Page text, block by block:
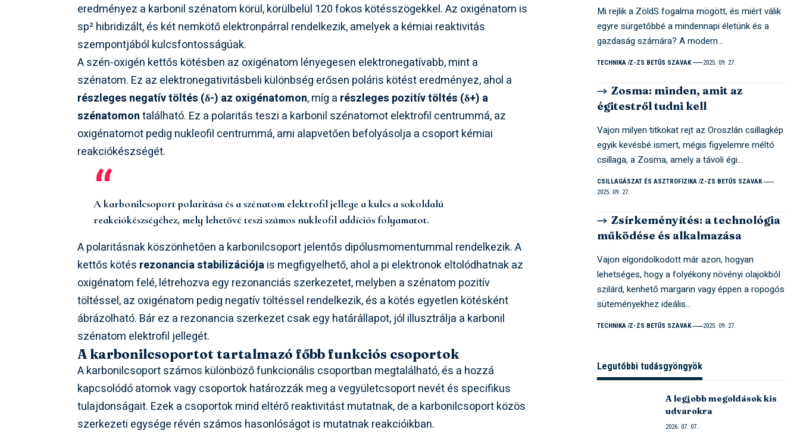
eredményez a karbonil szénatom körül, körülbelül 120 fokos kötésszögekkel. Az oxigénatom is
sp² hibridizált, és két nemkötő elektronpárral rendelkezik, amelyek a kémiai reaktivitás
szempontjából kulcsfontosságúak.
A szén-oxigén kettős kötésben az oxigénatom lényegesen elektronegatívabb, mint a
szénatom. Ez az elektronegativitásbeli különbség erősen poláris kötést eredményez, ahol a
részleges negatív töltés (δ-) az oxigénatomon, míg a részleges pozitív töltés (δ+) a
szénatomontalálható. Ez a polaritás teszi a karbonil szénatomot elektrofil centrummá, az
oxigénatomot pedig nukleofil centrummá, ami alapvetően befolyásolja a csoport kémiai
reakciókészségét.
A karbonilcsoport polaritása és a szénatom elektrofil jellege a kulcs a sokoldalú
reakciókészségéhez, mely lehetővé teszi számos nukleofil addíciós folyamatot.
A polaritásnak köszönhetően a karbonilcsoport jelentős dipólusmomentummal rendelkezik. A
kettős kötés rezonancia stabilizációjais megfigyelhető, ahol a pi elektronok eltolódhatnak az
oxigénatom felé, létrehozva egy rezonanciás szerkezetet, melyben a szénatom pozitív
töltéssel, az oxigénatom pedig negatív töltéssel rendelkezik, és a kötés egyetlen kötésként
ábrázolható. Bár ez a rezonancia szerkezet csak egy határállapot, jól illusztrálja a karbonil
szénatom elektrofil jellegét.
A karbonilcsoportot tartalmazó főbb funkciós csoportok
A karbonilcsoport számos különböző funkcionális csoportban megtalálható, és a hozzá
kapcsolódó atomok vagy csoportok határozzák meg a vegyületcsoport nevét és specifikus
tulajdonságait. Ezek a csoportok mind eltérő reaktivitást mutatnak, de a karbonilcsoport közös
szerkezeti egysége révén számos hasonlóságot is mutatnak reakcióikban.
Mi rejlik a ZöldS fogalma mögött, és miért válik
egyre sürgetőbbé a mindennapi életünk és a
gazdaság számára? A modern…
TECHNIKA Z-ZS BETŰS SZAVAK 2025. 09. 27.
Zosma: minden, amit az
égitestről tudni kell
Vajon milyen titkokat rejt az Oroszlán csillagkép
egyik kevésbé ismert, mégis figyelemre méltó
csillaga, a Zosma, amely a távoli égi…
CSILLAGÁSZAT ÉS ASZTROFIZIKA Z-ZS BETŰS SZAVAK
2025. 09. 27.
Zsírkeményítés: a technológia
működése és alkalmazása
Vajon elgondolkodott már azon, hogyan
lehetséges, hogy a folyékony növényi olajokból
szilárd, kenhető margarin vagy éppen a ropogós
süteményekhez ideális…
TECHNIKA Z-ZS BETŰS SZAVAK 2025. 09. 27.
Legutóbbi tudásgyöngyök
A legjobb megoldások kis
udvarokra
2026. 07. 07.